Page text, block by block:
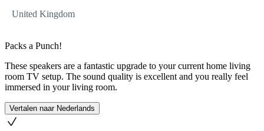
United Kingdom
Packs a Punch!
These speakers are a fantastic upgrade to your current home living
room TV setup. The sound quality is excellent and you really feel
immersed in your living room.
Vertalen naar Nederlands